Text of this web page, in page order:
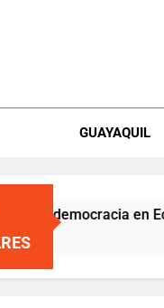
GUAYAQUIL
en Ecuador